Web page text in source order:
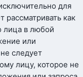
для
рассматривать как
лица в любой
или
следует
лицу, которое не